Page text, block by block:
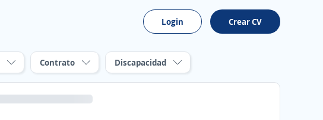
Login Crear CV
Contrato Discapacidad